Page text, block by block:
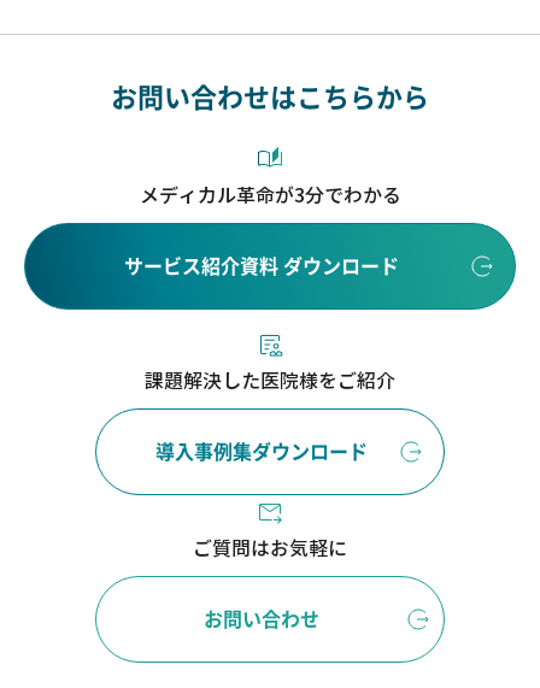
お問い合わせはこちらから
メディカル革命が3分でわかる
サービス紹介資料 ダウンロード
課題解決した医院様をご紹介
導入事例集ダウンロード
ご質問はお気軽に
お問い合わせ